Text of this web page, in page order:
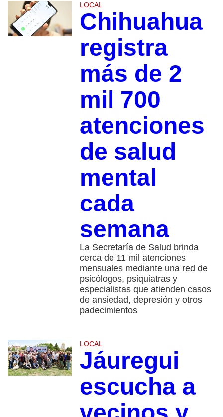
LOCAL
Chihuahua
registra
más de 2
mil 700
atenciones
de salud
mental
cada
semana
La Secretaría de Salud brinda
cerca de 11 mil atenciones
mensuales mediante una red de
psicólogos, psiquiatras y
especialistas que atienden casos
de ansiedad, depresión y otros
padecimientos
LOCAL
Jáuregui
escucha a